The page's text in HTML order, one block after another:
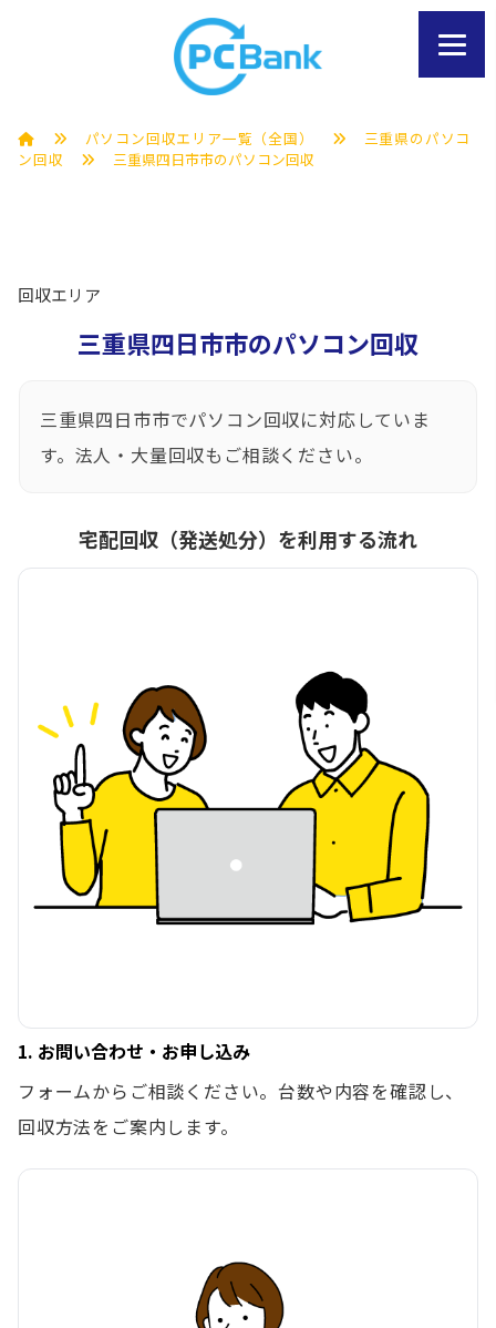
パソコン回収エリア一覧（全国）
三重県のパソコ
ン回収
三重県四日市市のパソコン回収
回収エリア
三重県四日市市のパソコン回収
三重県四日市市でパソコン回収に対応していま
す。法人・大量回収もご相談ください。
宅配回収（発送処分）を利用する流れ
1. お問い合わせ・お申し込み
フォームからご相談ください。台数や内容を確認し、
回収方法をご案内します。